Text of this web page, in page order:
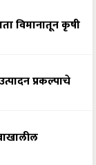
विमानातून कृषी
प्रकल्पाचे